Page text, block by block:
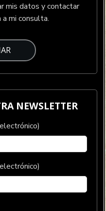
mis datos y contactar
mi consulta.
NEWSLETTER